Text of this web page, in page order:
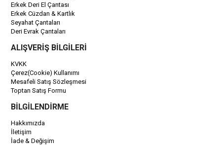
Erkek Deri El Çantası
Erkek Cüzdan & Kartlık
Seyahat Çantaları
Deri Evrak Çantaları
ALIŞVERİŞ BİLGİLERİ
KVKK
Çerez(Cookie) Kullanımı
Mesafeli Satış Sözleşmesi
Toptan Satış Formu
BİLGİLENDİRME
Hakkımızda
İletişim
İade & Değişim